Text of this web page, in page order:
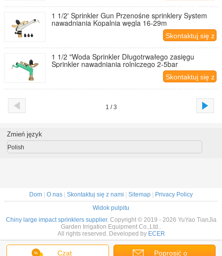
nami
1 1/2' Sprinkler Gun Przenośne sprinklery System
nawadniania Kopalnia węgla 16-29m
Skontaktuj się z
nami
1 1/2 "Woda Sprinkler Długotrwałego zasięgu
Sprinkler nawadniania rolniczego 2-5bar
Skontaktuj się z
nami
1 / 3
Czat Poprosić o
Zmień język
Polish
Dom O nas Skontaktuj się z nami Sitemap
Privacy Policy
Widok pulpitu
Chiny large impact sprinklers supplier. Copyright © 2019 - 2026 YuYao TianJia
Garden Irrigation Equipment Co.,Ltd..
All rights reserved. Developed by ECER